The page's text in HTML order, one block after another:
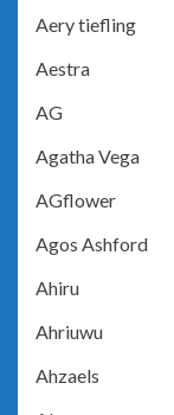
Aery tiefling
Aestra
AG
Agatha Vega
AGflower
Agos Ashford
Ahiru
Ahriuwu
Ahzaels